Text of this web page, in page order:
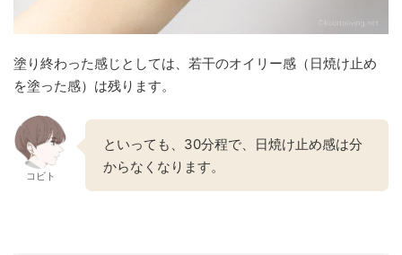
塗り終わった感じとしては、若干のオイリー感（日焼け止め
を塗った感）は残ります。
コビト
といっても、30分程で、日焼け止め感は分
からなくなります。